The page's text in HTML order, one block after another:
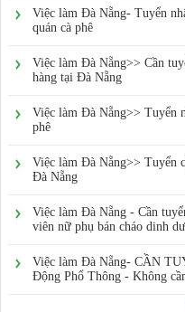
Việc làm Đà Nẵng- Tuyển
quán cà phê
Việc làm Đà Nẵng>> Cần
hàng tại Đà Nẵng
Việc làm Đà Nẵng>> Tuyển
phê
Việc làm Đà Nẵng>> Tuyển
Đà Nẵng
Việc làm Đà Nẵng - Cần
viên nữ phụ bán cháo dinh
Việc làm Đà Nẵng- CẦN
Động Phổ Thông - Không